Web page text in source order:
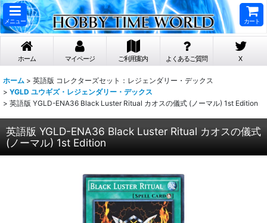
メニュー カート
ホーム マイページ ご利用案内 よくあるご質問 X
ホーム > 英語版 コレクターズセット：レジェンダリー・デックス
> YGLD ユウギズ・レジェンダリー・デックス
> 英語版 YGLD-ENA36 Black Luster Ritual カオスの儀式 (ノーマル) 1st Edition
英語版 YGLD-ENA36 Black Luster Ritual カオスの儀式
(ノーマル) 1st Edition